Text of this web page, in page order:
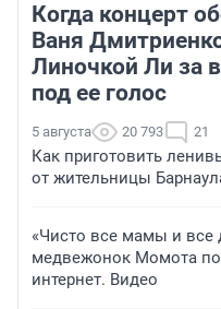
Когда концерт
Ваня
Линочкой Ли за
под ее голос
5 августа 20 793 21
Как приготовить
от жительницы
«Чисто все мамы и все
медвежонок Момота
интернет. Видео